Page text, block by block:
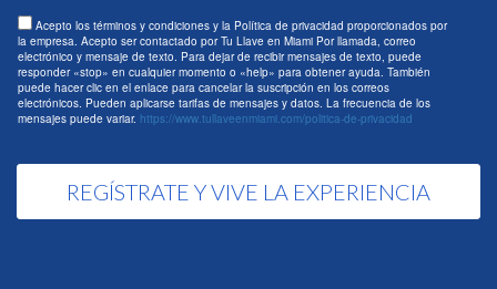
Acepto los términos y condiciones y la Política de privacidad proporcionados por
la empresa. Acepto ser contactado por Tu Llave en Miami Por llamada, correo
electrónico y mensaje de texto. Para dejar de recibir mensajes de texto, puede
responder «stop» en cualquier momento o «help» para obtener ayuda. También
puede hacer clic en el enlace para cancelar la suscripción en los correos
electrónicos. Pueden aplicarse tarifas de mensajes y datos. La frecuencia de los
mensajes puede variar. https://www.tullaveenmiami.com/politica-de-privacidad
REGÍSTRATE Y VIVE LA EXPERIENCIA